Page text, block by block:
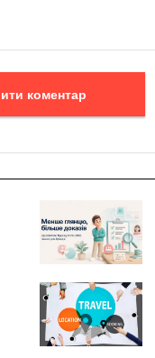
Залишити коментар